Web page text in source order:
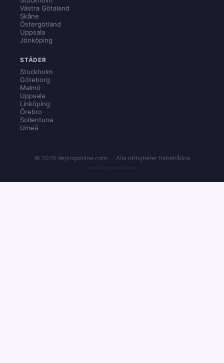
Västra Götaland
Skåne
Östergötland
Uppsala
Jönköping
STÄDER
Stockholm
Göteborg
Malmö
Uppsala
Linköping
Örebro
Sollentuna
Umeå
© 2026 dejtingonline.com — Alla rättigheter förbehållna